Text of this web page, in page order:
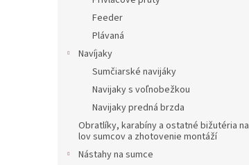
Feeder
Plávaná
Navíjaky
Sumčiarské navijáky
Navijaky s voľnobežkou
Navijaky predná brzda
Obratlíky, karabíny a ostatné bižutéria na
lov sumcov a zhotovenie montáží
Nástahy na sumce